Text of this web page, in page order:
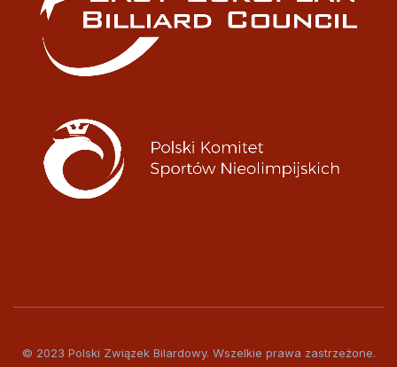
© 2023 Polski Związek Bilardowy. Wszelkie prawa zastrzeżone.